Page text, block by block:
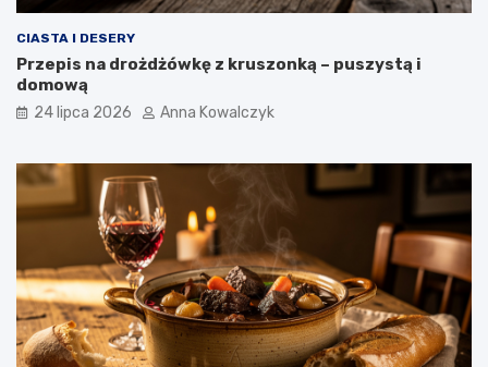
CIASTA I DESERY
Przepis na drożdżówkę z kruszonką – puszystą i
domową
24 lipca 2026 Anna Kowalczyk